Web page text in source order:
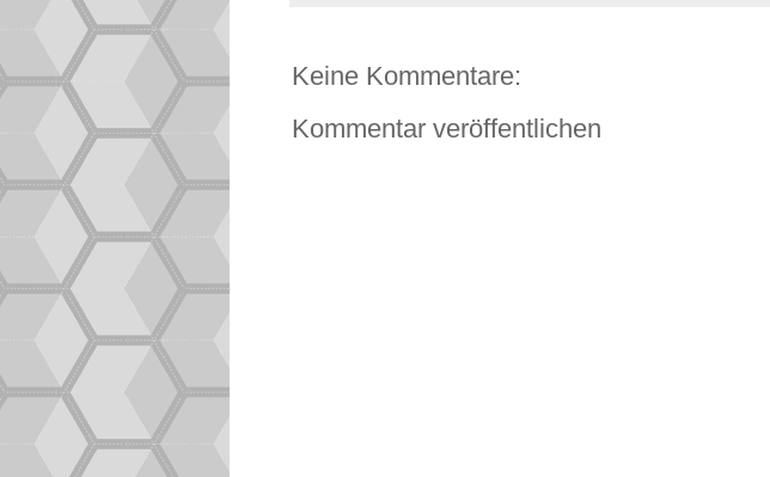
Keine Kommentare:
Kommentar veröffentlichen